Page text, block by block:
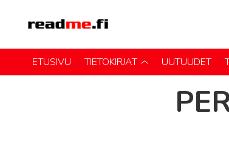
ETUSIVU TIETOKIRJAT UUTUUDET